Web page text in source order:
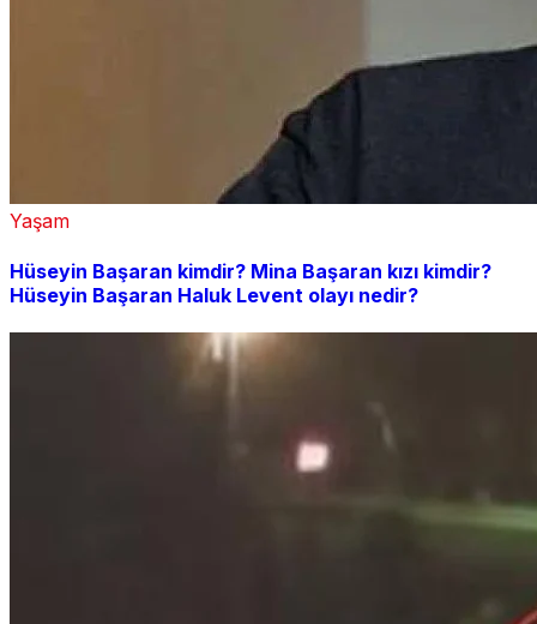
Yaşam
Hüseyin Başaran kimdir? Mina Başaran kızı kimdir?
Hüseyin Başaran Haluk Levent olayı nedir?